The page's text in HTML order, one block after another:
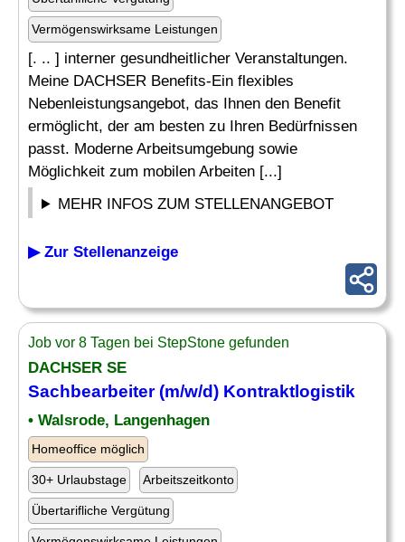
Vermögenswirksame Leistungen
[. .. ] interner gesundheitlicher Veranstaltungen.
Meine DACHSER Benefits-Ein flexibles
Nebenleistungsangebot, das Ihnen den Benefit
ermöglicht, der am besten zu Ihren Bedürfnissen
passt. Moderne Arbeitsumgebung sowie
Möglichkeit zum mobilen Arbeiten [...]
MEHR INFOS ZUM STELLENANGEBOT
▶ Zur Stellenanzeige
Job vor 8 Tagen bei StepStone gefunden
DACHSER SE
Sachbearbeiter (m/w/d) Kontraktlogistik
• Walsrode, Langenhagen
Homeoffice möglich
30+ Urlaubstage Arbeitszeitkonto
Übertarifliche Vergütung